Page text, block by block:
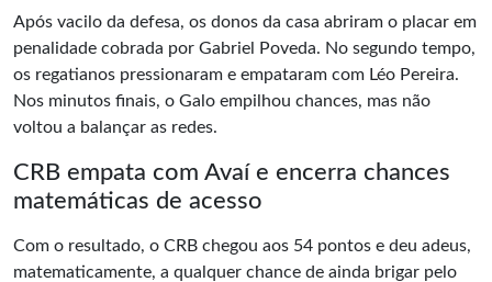
Após vacilo da defesa, os donos da casa abriram o placar em
penalidade cobrada por Gabriel Poveda. No segundo tempo,
os regatianos pressionaram e empataram com Léo Pereira.
Nos minutos finais, o Galo empilhou chances, mas não
voltou a balançar as redes.
CRB empata com Avaí e encerra chances
matemáticas de acesso
Com o resultado, o CRB chegou aos 54 pontos e deu adeus,
matematicamente, a qualquer chance de ainda brigar pelo